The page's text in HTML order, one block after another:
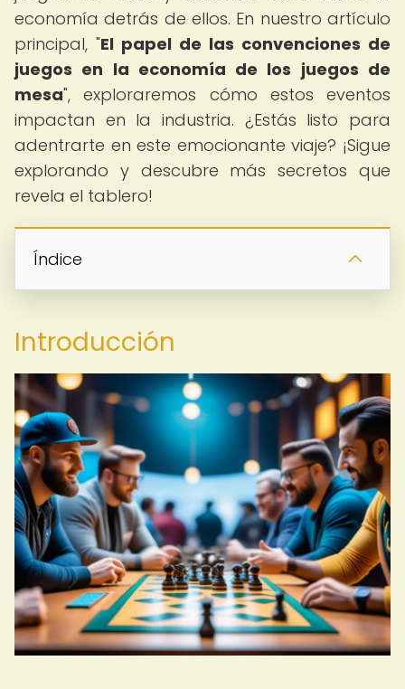
economía detrás de ellos. En nuestro artículo
principal, "El papel de las convenciones de
juegos en la economía de los juegos de
mesa", exploraremos cómo estos eventos
impactan en la industria. ¿Estás listo para
adentrarte en este emocionante viaje? ¡Sigue
explorando y descubre más secretos que
revela el tablero!
Índice
Introducción